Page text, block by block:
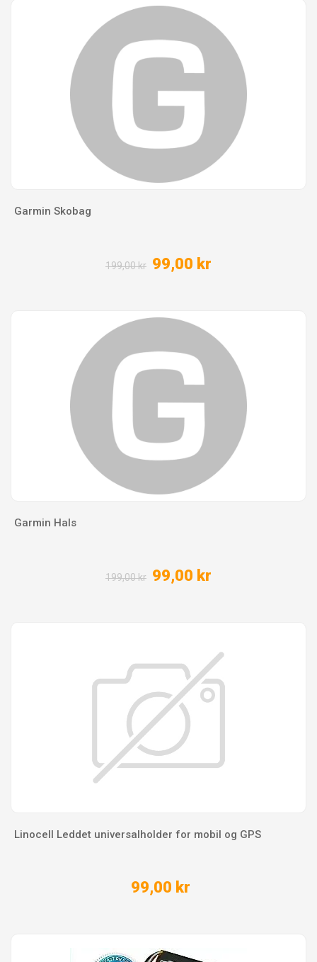
Garmin Skobag
199,00 kr 99,00 kr
Garmin Hals
199,00 kr 99,00 kr
Linocell Leddet universalholder for mobil og GPS
99,00 kr